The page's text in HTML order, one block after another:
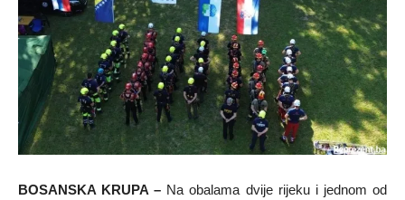
BOSANSKA KRUPA – Na obalama dvije rijeku i jednom od